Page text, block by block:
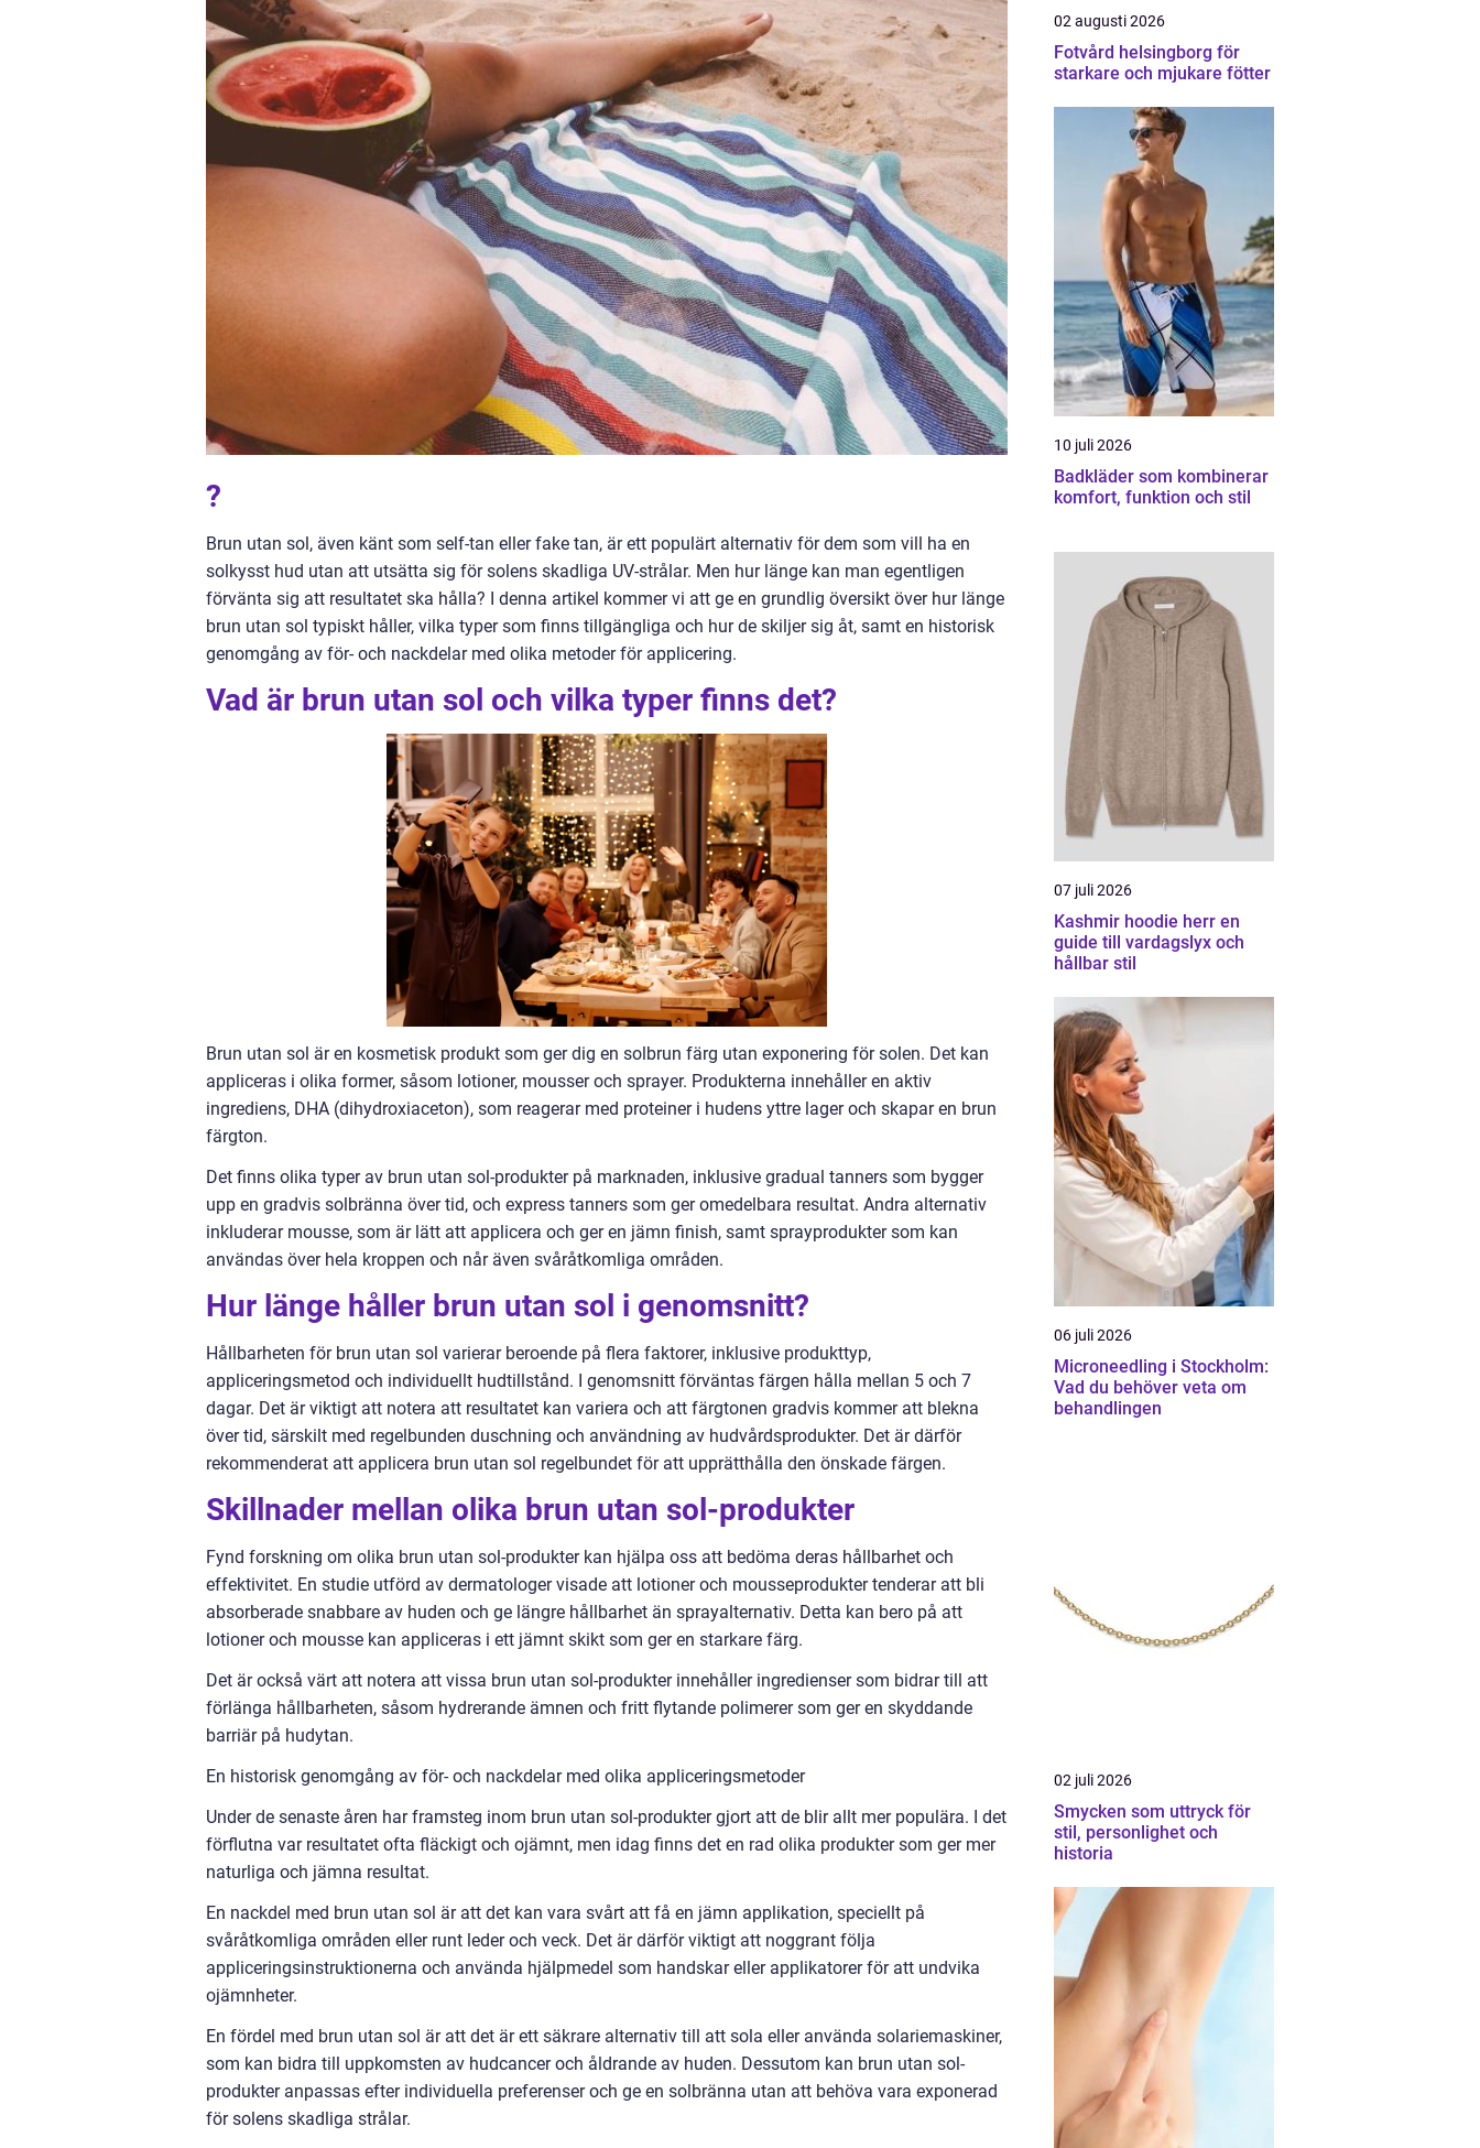
?
Brun utan sol, även känt som self-tan eller fake tan, är ett populärt alternativ för dem som vill ha en
solkysst hud utan att utsätta sig för solens skadliga UV-strålar. Men hur länge kan man egentligen
förvänta sig att resultatet ska hålla? I denna artikel kommer vi att ge en grundlig översikt över hur länge
brun utan sol typiskt håller, vilka typer som finns tillgängliga och hur de skiljer sig åt, samt en historisk
genomgång av för- och nackdelar med olika metoder för applicering.
Vad är brun utan sol och vilka typer finns det?
Brun utan sol är en kosmetisk produkt som ger dig en solbrun färg utan exponering för solen. Det kan
appliceras i olika former, såsom lotioner, mousser och sprayer. Produkterna innehåller en aktiv
ingrediens, DHA (dihydroxiaceton), som reagerar med proteiner i hudens yttre lager och skapar en brun
färgton.
Det finns olika typer av brun utan sol-produkter på marknaden, inklusive gradual tanners som bygger
upp en gradvis solbränna över tid, och express tanners som ger omedelbara resultat. Andra alternativ
inkluderar mousse, som är lätt att applicera och ger en jämn finish, samt sprayprodukter som kan
användas över hela kroppen och når även svåråtkomliga områden.
Hur länge håller brun utan sol i genomsnitt?
Hållbarheten för brun utan sol varierar beroende på flera faktorer, inklusive produkttyp,
appliceringsmetod och individuellt hudtillstånd. I genomsnitt förväntas färgen hålla mellan 5 och 7
dagar. Det är viktigt att notera att resultatet kan variera och att färgtonen gradvis kommer att blekna
över tid, särskilt med regelbunden duschning och användning av hudvårdsprodukter. Det är därför
rekommenderat att applicera brun utan sol regelbundet för att upprätthålla den önskade färgen.
Skillnader mellan olika brun utan sol-produkter
Fynd forskning om olika brun utan sol-produkter kan hjälpa oss att bedöma deras hållbarhet och
effektivitet. En studie utförd av dermatologer visade att lotioner och mousseprodukter tenderar att bli
absorberade snabbare av huden och ge längre hållbarhet än sprayalternativ. Detta kan bero på att
lotioner och mousse kan appliceras i ett jämnt skikt som ger en starkare färg.
Det är också värt att notera att vissa brun utan sol-produkter innehåller ingredienser som bidrar till att
förlänga hållbarheten, såsom hydrerande ämnen och fritt flytande polimerer som ger en skyddande
barriär på hudytan.
En historisk genomgång av för- och nackdelar med olika appliceringsmetoder
Under de senaste åren har framsteg inom brun utan sol-produkter gjort att de blir allt mer populära. I det
förflutna var resultatet ofta fläckigt och ojämnt, men idag finns det en rad olika produkter som ger mer
naturliga och jämna resultat.
En nackdel med brun utan sol är att det kan vara svårt att få en jämn applikation, speciellt på
svåråtkomliga områden eller runt leder och veck. Det är därför viktigt att noggrant följa
appliceringsinstruktionerna och använda hjälpmedel som handskar eller applikatorer för att undvika
ojämnheter.
En fördel med brun utan sol är att det är ett säkrare alternativ till att sola eller använda solariemaskiner,
som kan bidra till uppkomsten av hudcancer och åldrande av huden. Dessutom kan brun utan sol-
produkter anpassas efter individuella preferenser och ge en solbränna utan att behöva vara exponerad
för solens skadliga strålar.
02 augusti 2026
Fotvård helsingborg för
starkare och mjukare fötter
10 juli 2026
Badkläder som kombinerar
komfort, funktion och stil
07 juli 2026
Kashmir hoodie herr en
guide till vardagslyx och
hållbar stil
06 juli 2026
Microneedling i Stockholm:
Vad du behöver veta om
behandlingen
02 juli 2026
Smycken som uttryck för
stil, personlighet och
historia